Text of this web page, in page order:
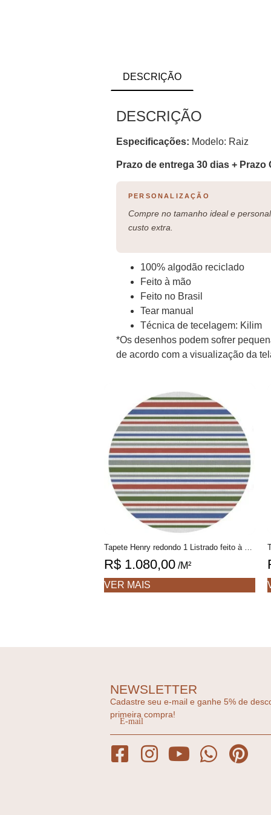
DESCRIÇÃO
DESCRIÇÃO
Especificações: Modelo: Raiz
Prazo de entrega 30 dias + Prazo
PERSONALIZAÇÃO
Compre no tamanho ideal e
custo extra.
100% algodão reciclado
Feito à mão
Feito no Brasil
Tear manual
Técnica de tecelagem: Kilim
*Os desenhos podem sofrer
de acordo com a visualização da
R$ 1.080,00 /M²
VER MAIS
NEWSLETTER
Cadastre seu e-mail e ganhe 5% de
primeira compra!